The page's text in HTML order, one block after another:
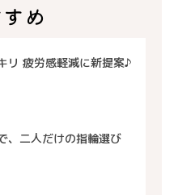
め
リ 疲労感軽減に新提案♪
、二人だけの指輪選び